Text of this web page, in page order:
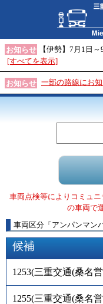
お知らせ
【伊勢】7月1日
[すべてを表示]
お知らせ 一部の路線にお
車両点検等によりコミュ
の車両で
車両区分 「 アンパンマン
候補
1253(三重交通(桑名
1255(三重交通(桑名